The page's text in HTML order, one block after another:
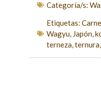
Categoría/s:
Etiquetas:
Wagyu, Japón,
terneza,ternura,